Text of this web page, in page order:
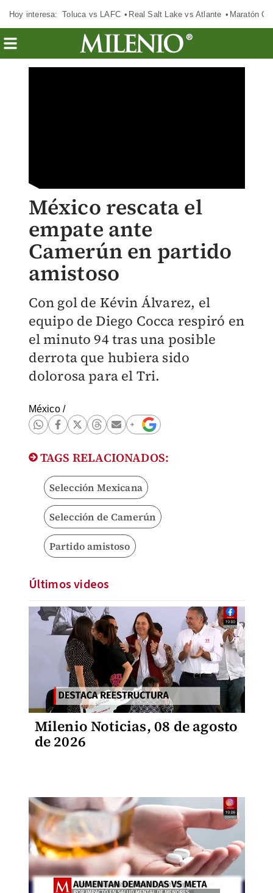
Hoy interesa: Toluca vs LAFC Real Salt Lake vs Atlante Maratón
México rescata el
empate ante
Camerún en partido
amistoso
Con gol de Kévin Álvarez, el
equipo de Diego Cocca respiró en
el minuto 94 tras una posible
derrota que hubiera sido
dolorosa para el Tri.
México/
TAGS RELACIONADOS:
Selección Mexicana
Selección de Camerún
Partido amistoso
Últimos videos
Milenio Noticias, 08 de agosto
de 2026